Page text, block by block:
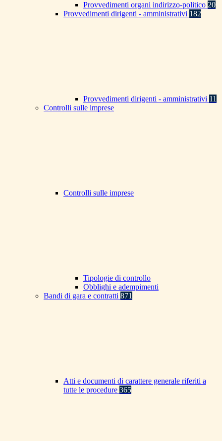
Provvedimenti organi indirizzo-politico 20
Provvedimenti dirigenti - amministrativi 182
Provvedimenti dirigenti - amministrativi 11
Controlli sulle imprese
Controlli sulle imprese
Tipologie di controllo
Obblighi e adempimenti
Bandi di gara e contratti 871
Atti e documenti di carattere generale riferiti a
tutte le procedure 365